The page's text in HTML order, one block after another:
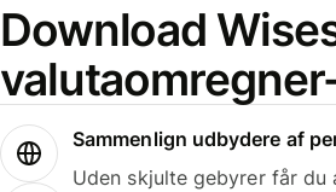
Download
Sammenlign udbydere af
Uden skjulte gebyrer får du